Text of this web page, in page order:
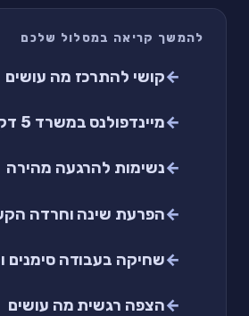
להמשך קריאה במסלול שלכם
קושי להתרכז מה עושים
מיינדפולנס במשרד 5 דקות
נשימות להרגעה מהירה
הפרעת שינה וחרדה
שחיקה בעבודה סימנים
הצפה רגשית מה עושים